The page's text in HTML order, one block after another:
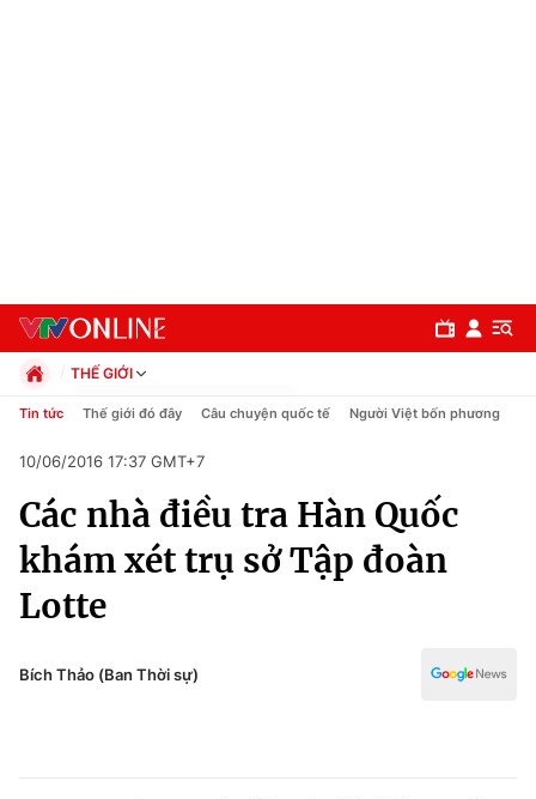
Chuyên mục
Chính trị
Xã hội
Pháp luật
THẾ GIỚI
Chính trị
Pháp luật
Kinh tế
Thể thao
Truyền hình
Văn hóa - Giải trí
Công nghệ
Tin tức Thế giới đó đây Câu chuyện quốc tế Người Việt bốn phương
10/06/2016 17:37 GMT+7
Các nhà điều tra Hàn Quốc
khám xét trụ sở Tập đoàn
Lotte
Bích Thảo (Ban Thời sự)